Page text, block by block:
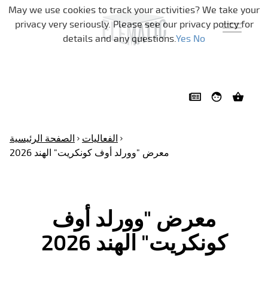
تخطي التنقل
الصفحة الرئيسية
الفعاليات
معرض "وورلد أوف كونكريت" الهند 2026
معرض "وورلد أوف
كونكريت" الهند 2026
May we use cookies to track your activities? We take your
privacy very seriously. Please see our privacy policy for
details and any questions.Yes No